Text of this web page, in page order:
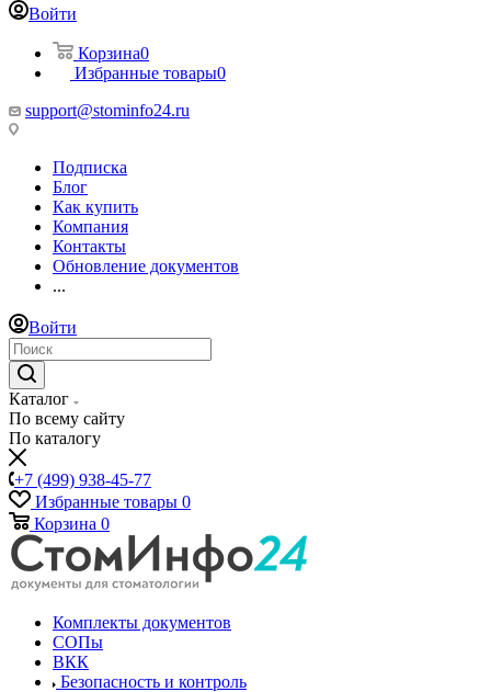
Войти
Корзина0
Избранные товары0
support@stominfo24.ru
Подписка
Блог
Как купить
Компания
Контакты
Обновление документов
...
Войти
Каталог
По всему сайту
По каталогу
+7 (499) 938-45-77
Избранные товары 0
Корзина 0
Комплекты документов
СОПы
ВКК
Безопасность и контроль